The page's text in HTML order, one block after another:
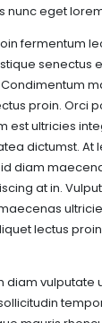
nunc eget
fermentum
senectus
proin. Orci
est ultricies
dictumst. At
diam
at in.
lectus
diam vulputate